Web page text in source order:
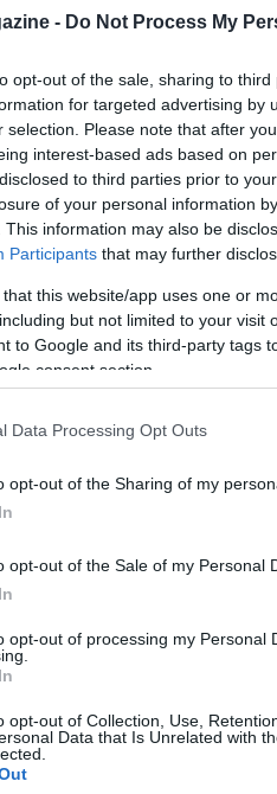
- Do Not Process My
opt-out of the sale, sharing to
for targeted advertising by
selection. Please note that after
interest-based ads based on
to third parties prior to
of your personal information
This information may also be
Participants that may further
that this website/app uses one or
but not limited to your visit
to Google and its third-party tags
consent section.
Data Processing Opt Outs
opt-out of the Sharing of my
opt-out of the Sale of my Personal
opt-out of processing my Personal
opt-out of Collection, Use,
Data that Is Unrelated with
del ‘Mundial ‘82’,
64 anni.
del calcio – ha
la memoria possiamo
che ha delle
Ci tenevamo a
mi auguro di potergli
le immagini e i
ricordarlo alle